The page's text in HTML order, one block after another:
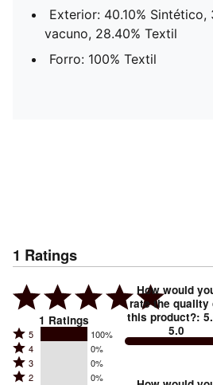
Exterior: 40.10% Sintético,
vacuno, 28.40% Textil
Forro: 100% Textil
1 Ratings
1 Ratings
Rated
5
stars
5 100%
Rated
4
4 0%
Rated
3
3 0%
Rated
2 0%
How would
rate the quality
this product?:
5.0